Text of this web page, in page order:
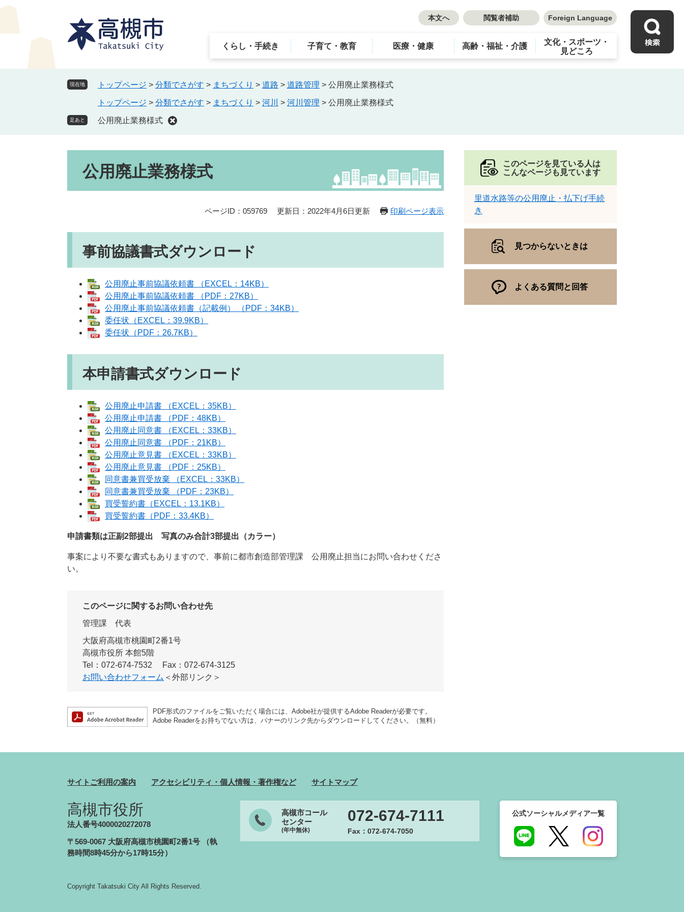
ペ
メ
本文へ 閲覧者補助 Foreign Language
くらし・手続き 子育て・教育 医療・健康 高齢・福祉・介護
文化・スポーツ・
見どころ
現在地 トップページ > 分類でさがす > まちづくり > 道路 > 道路管理 > 公用廃止業務様式
トップページ > 分類でさがす > まちづくり > 河川 > 河川管理 > 公用廃止業務様式
足あと 公用廃止業務様式
公用廃止業務様式
ページID：059769 更新日：2022年4月6日更新 印刷ページ表示
事前協議書式ダウンロード
公用廃止事前協議依頼書 （EXCEL：14KB）
公用廃止事前協議依頼書 （PDF：27KB）
公用廃止事前協議依頼書（記載例） （PDF：34KB）
委任状（EXCEL：39.9KB）
委任状（PDF：26.7KB）
本申請書式ダウンロード
公用廃止申請書 （EXCEL：35KB）
公用廃止申請書 （PDF：48KB）
公用廃止同意書 （EXCEL：33KB）
公用廃止同意書 （PDF：21KB）
公用廃止意見書 （EXCEL：33KB）
公用廃止意見書 （PDF：25KB）
同意書兼買受放棄 （EXCEL：33KB）
同意書兼買受放棄 （PDF：23KB）
買受誓約書（EXCEL：13.1KB）
買受誓約書（PDF：33.4KB）
申請書類は正副2部提出 写真のみ合計3部提出（カラー）
事案により不要な書式もありますので、事前に都市創造部管理課 公用廃止担当にお問い合わせくださ
い。
このページに関するお問い合わせ先
管理課
代表
大阪府高槻市桃園町2番1号
高槻市役所 本館5階
Tel：072-674-7532
Fax：072-674-3125
お問い合わせフォーム ＜外部リンク＞
PDF形式のファイルをご覧いただく場合には、Adobe社が提供するAdobe Readerが必要です。
Adobe Readerをお持ちでない方は、バナーのリンク先からダウンロードしてください。（無料）
このページを見ている人は
こんなページも見ています
里道水路等の公用廃止・払下げ手続
き
見つからないときは
よくある質問と回答
サイトご利用の案内 アクセシビリティ・個人情報・著作権など サイトマップ
高槻市役所
法人番号4000020272078
〒569-0067 大阪府高槻市桃園町2番1号
（執
務時間8時45分から17時15分）
高槻市コール
センター
(年中無休)
072-674-7111
Fax：072-674-7050
公式ソーシャルメディア一覧
Copyright Takatsuki City All Rights Reserved.